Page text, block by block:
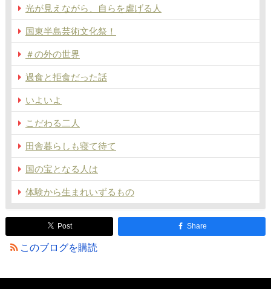
光が見えながら、自らを虐げる人
国東半島芸術文化祭！
＃の外の世界
過食と拒食だった話
いよいよ
こだわる二人
田舎暮らしも寝て待て
国の宝となる人は
体験から生まれいずるもの
Post Share
このブログを購読